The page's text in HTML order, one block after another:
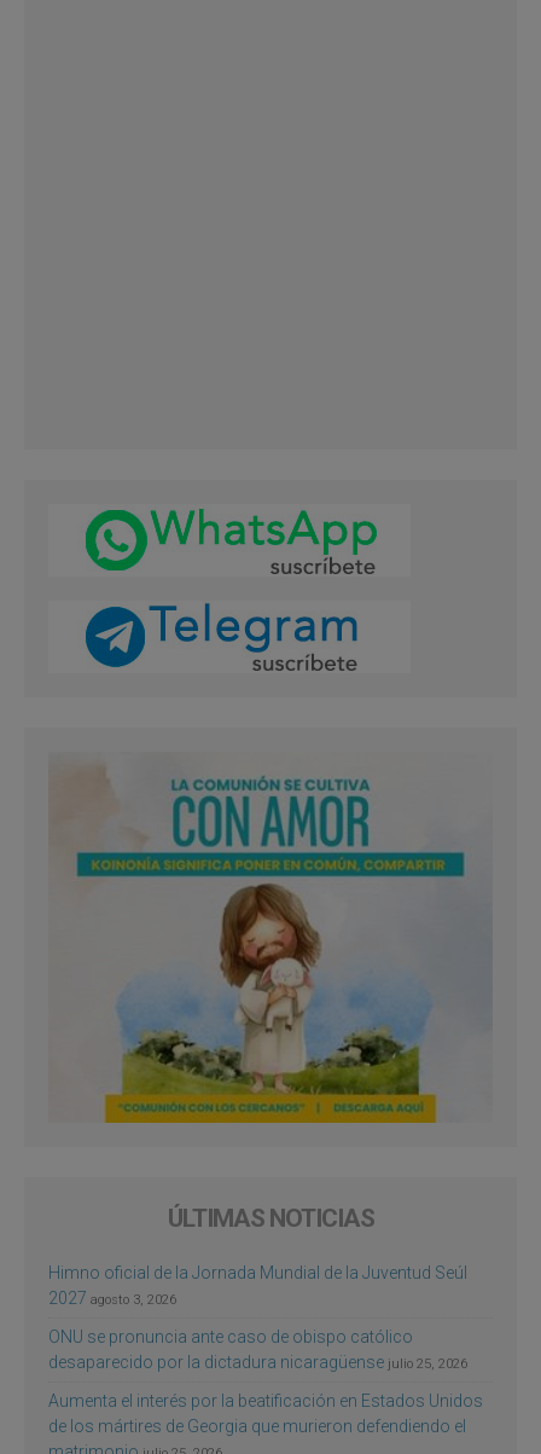
ÚLTIMAS NOTICIAS
Himno oficial de la Jornada Mundial de la Juventud Seúl
2027 agosto 3, 2026
ONU se pronuncia ante caso de obispo católico
desaparecido por la dictadura nicaragüense julio 25, 2026
Aumenta el interés por la beatificación en Estados Unidos
de los mártires de Georgia que murieron defendiendo el